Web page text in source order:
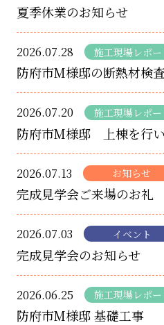
夏季休業のお知らせ
2026.07.28 施工現場レポー
防府市M様邸の断熱材検
2026.07.20 施工現場レポー
防府市M様邸 上棟を行い
2026.07.13 お知らせ
完成見学会ご来場のお礼
2026.07.03 イベント
完成見学会のお知らせ
2026.06.25 施工現場レポー
防府市M様邸 基礎工事